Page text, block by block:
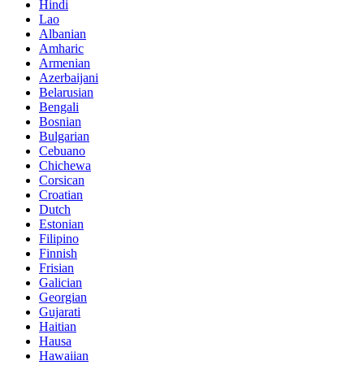
Hindi
Lao
Albanian
Amharic
Armenian
Azerbaijani
Belarusian
Bengali
Bosnian
Bulgarian
Cebuano
Chichewa
Corsican
Croatian
Dutch
Estonian
Filipino
Finnish
Frisian
Galician
Georgian
Gujarati
Haitian
Hausa
Hawaiian